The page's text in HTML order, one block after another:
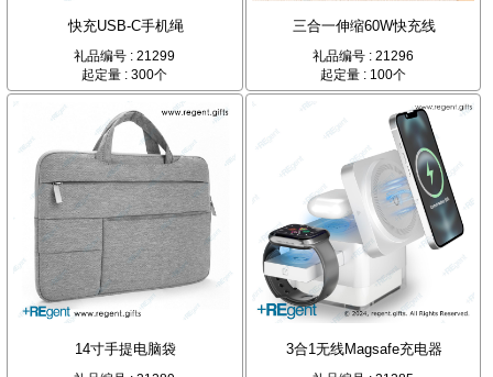
快充USB-C手机绳
礼品编号 : 21299
起定量 : 300个
三合一伸缩60W快充线
礼品编号 : 21296
起定量 : 100个
14寸手提电脑袋
3合1无线Magsafe充电器